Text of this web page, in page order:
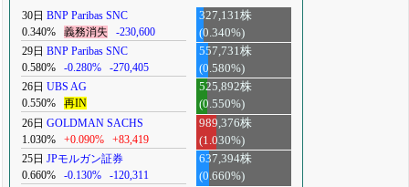
30日 BNP Paribas SNC
0.340%
義務消失 -230,600
327,131株
(0.340%)
29日 BNP Paribas SNC
0.580%
-0.280% -270,405
557,731株
(0.580%)
26日 UBS AG
0.550%
再IN
525,892株
(0.550%)
26日 GOLDMAN SACHS
1.030%
+0.090% +83,419
989,376株
(1.030%)
25日 JPモルガン証券
0.660%
-0.130% -120,311
637,394株
(0.660%)